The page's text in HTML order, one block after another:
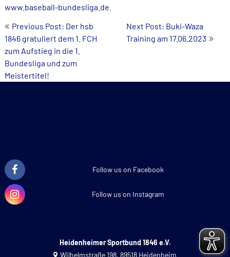
www.baseball-bundesliga.de
Beitrags-
Navigation
Previous Post: Der hsb
1846 gratuliert dem 1. FCH
zum Aufstieg in die 1.
Bundesliga und zum
Meistertitel!
Next Post: Buki-Waza
Training am 17.06.2023
Follow us on Facebook
Follow us on Instagram
Heidenheimer Sportbund 1846 e.V.
Wilhelmstraße 198, 89518 Heidenheim